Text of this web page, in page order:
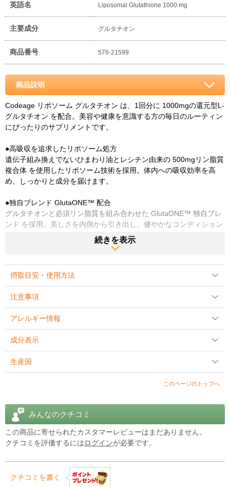
英語名 Liposomal Glutathione 1000 mg
主要成分 グルタチオン
商品番号 576-21599
商品説明
Codeage リポソーム グルタチオン は、1回分に 1000mgの還元型L-
グルタチオン を配合。美容や健康を意識する方の毎日のルーティン
にぴったりのサプリメントです。
●高吸収を追求したリポソーム処方
遺伝子組み換えでないひまわり油とレシチン由来の 500mgリン脂質
複合体 を使用したリポソーム技術を採用。体内への吸収効率を高
め、しっかりと成分を届けます。
●独自ブレンド GlutaONE™ 配合
グルタチオンと必須リン脂質を組み合わせた GlutaONE™ 独自ブレ
ンド を採用。美しさを内側から引き出し、健やかなコンディション
・ビーガン対応
・Non-GMO（非遺伝子組み換え）
・乳製品・大豆・グルテン不使用
・添加物・人工香料・保存料不使用
食習慣を選ばず、幅広いライフスタイルに対応しています。
●品質と安全性へのこだわり
・1本で 約1か月分
・アメリカ国内の cGMP認定施設 にて製造
・世界中から厳選した原料を使用
・NSF認証取得（成分表示の正確性・安全性・品質を保証）
「肌のくすみが気になる」「年齢を感じさせない美しさをキープし
たい」女性に。
グルタチオン習慣で、内側から透明感のある毎日 を目指しません
か？
続きを表示
摂取目安・使用方法
注意事項
アレルギー情報
成分表示
生産国
このページのトップへ
みんなのクチコミ
この商品に寄せられたカスタマーレビューはまだありません。
クチコミを評価するにはログインが必要です。
クチコミを書く